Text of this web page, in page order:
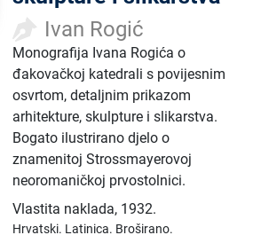
Ivan Rogić
Monografija Ivana Rogića o
đakovačkoj katedrali s povijesnim
osvrtom, detaljnim prikazom
arhitekture, skulpture i slikarstva.
Bogato ilustrirano djelo o
znamenitoj Strossmayerovoj
neoromaničkoj prvostolnici.
Vlastita naklada, 1932.
Hrvatski. Latinica. Broširano.